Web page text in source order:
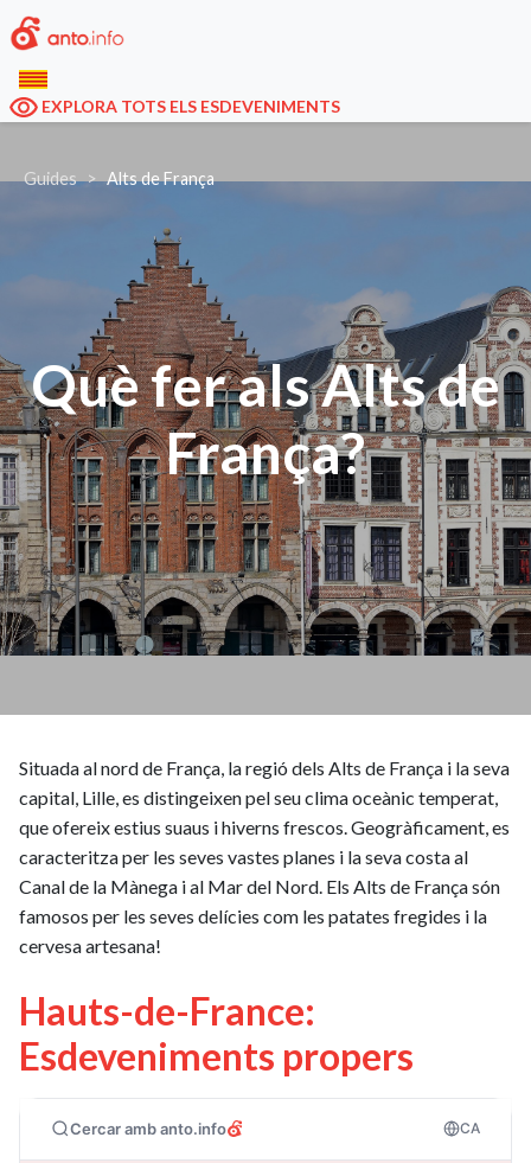
EXPLORA TOTS ELS ESDEVENIMENTS
Guides Alts de França
Què fer als Alts de
França?
Situada al nord de França, la regió dels Alts de França i la seva
capital, Lille, es distingeixen pel seu clima oceànic temperat,
que ofereix estius suaus i hiverns frescos. Geogràficament, es
caracteritza per les seves vastes planes i la seva costa al
Canal de la Mànega i al Mar del Nord. Els Alts de França són
famosos per les seves delícies com les patates fregides i la
cervesa artesana!
Hauts-de-France:
Esdeveniments propers
Cercar amb anto.info CA